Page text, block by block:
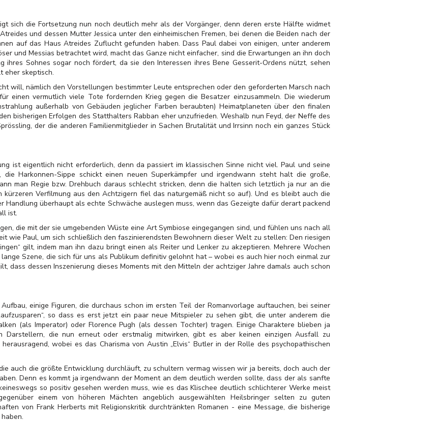
sich die Fortsetzung nun noch deutlich mehr als der Vorgänger, denn deren erste Hälfte widmet
und dessen Mutter Jessica unter den einheimischen Fremen, bei denen die Beiden nach der
auf das Haus Atreides Zuflucht gefunden haben. Dass Paul dabei von einigen, unter anderem
und Messias betrachtet wird, macht das Ganze nicht einfacher, sind die Erwartungen an ihn doch
ihres Sohnes sogar noch fördert, da sie den Interessen ihres Bene Gesserit-Ordens nützt, sehen
eher skeptisch.
will, nämlich den Vorstellungen bestimmter Leute entsprechen oder den geforderten Marsch nach
einen vermutlich viele Tote fordernden Krieg gegen die Besatzer einzusammeln. Die wiederum
außerhalb von Gebäuden jeglicher Farben beraubten) Heimatplaneten über den finalen
bisherigen Erfolgen des Statthalters Rabban eher unzufrieden. Weshalb nun Feyd, der Neffe des
der die anderen Familienmitglieder in Sachen Brutalität und Irrsinn noch ein ganzes Stück
ist eigentlich nicht erforderlich, denn da passiert im klassischen Sinne nicht viel. Paul und seine
Harkonnen-Sippe schickt einen neuen Superkämpfer und irgendwann steht halt die große,
man Regie bzw. Drehbuch daraus schlecht stricken, denn die halten sich letztlich ja nur an die
Verfilmung aus den Achtzigern fiel das naturgemäß nicht so auf). Und es bleibt auch die
Handlung überhaupt als echte Schwäche auslegen muss, wenn das Gezeigte dafür derart packend
ist.
die mit der sie umgebenden Wüste eine Art Symbiose eingegangen sind, und fühlen uns nach all
wie Paul, um sich schließlich den faszinierendsten Bewohnern dieser Welt zu stellen: Den riesigen
gilt, indem man ihn dazu bringt einen als Reiter und Lenker zu akzeptieren. Mehrere Wochen
Szene, die sich für uns als Publikum definitiv gelohnt hat – wobei es auch hier noch einmal zur
dass dessen Inszenierung dieses Moments mit den Mitteln der achtziger Jahre damals auch schon
einige Figuren, die durchaus schon im ersten Teil der Romanvorlage auftauchen, bei seiner
so dass es erst jetzt ein paar neue Mitspieler zu sehen gibt, die unter anderem die
(als Imperator) oder Florence Pugh (als dessen Tochter) tragen. Einige Charaktere blieben ja
die nun erneut oder erstmalig mitwirken, gibt es aber keinen einzigen Ausfall zu
wobei es das Charisma von Austin „Elvis“ Butler in der Rolle des psychopathischen
auch die größte Entwicklung durchläuft, zu schultern vermag wissen wir ja bereits, doch auch der
Denn es kommt ja irgendwann der Moment an dem deutlich werden sollte, dass der als sanfte
so positiv gesehen werden muss, wie es das Klischee deutlich schlichterer Werke meist
einem von höheren Mächten angeblich ausgewählten Heilsbringer selten zu guten
von Frank Herberts mit Religionskritik durchtränkten Romanen - eine Message, die bisherige